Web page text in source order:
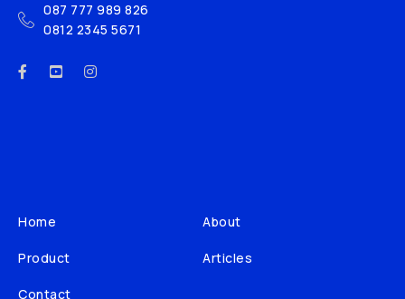
087 777 989 826
0812 2345 5671
Home About
Product Articles
Contact